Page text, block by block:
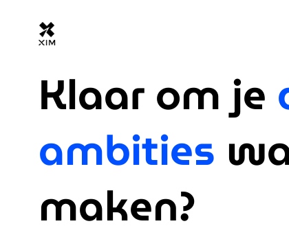
Klaar om je
ambities
maken?